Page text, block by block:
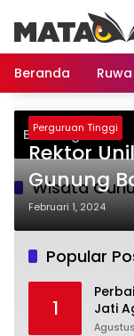
konten
Beranda
Breaking News
Dimulai, Akses
Lampung Makin
Wisata
Perguruan Tinggi
Rektor
Gunung
Akik
Februari 1, 2024
Popular
1
Jati
Lancar